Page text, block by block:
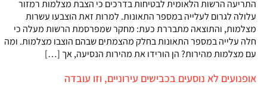
התריעה הרשות הלאומית לבטיחות בדרכים כי הצבת מצלמות רמזור
עלולה לגרום לעלייה במספר התאונות. למרות זאת הוצבעו עשרות
מצלמות, והתוצאה מתבררת כעת: מחקר שמפרסמת הרשות מעלה כי
חלה עלייה במספר התאונות בחלק מהצמתים שבהם הוצבו מצלמות. ומה
עם מצלמות מהירות? הן הורידו את מהירות הנסיעה, אך […]
אופנועים לא נוסעים בכבישים עירוניים, וזו עובדה